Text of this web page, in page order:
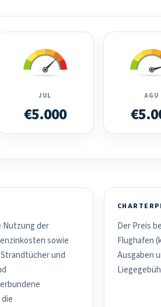
JUL
€5.000
AGU
Nutzung der
sowie
und
Der Preis
Flughafen
Ausgaben